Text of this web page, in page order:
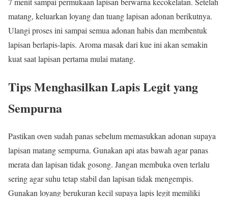
matang, keluarkan loyang dan tuang lapisan adonan berikutnya.
Ulangi proses ini sampai semua adonan habis dan membentuk
lapisan berlapis-lapis. Aroma masak dari kue ini akan semakin
kuat saat lapisan pertama mulai matang.
Tips Menghasilkan Lapis Legit yang
Sempurna
Pastikan oven sudah panas sebelum memasukkan adonan supaya
lapisan matang sempurna. Gunakan api atas bawah agar panas
merata dan lapisan tidak gosong. Jangan membuka oven terlalu
sering agar suhu tetap stabil dan lapisan tidak mengempis.
Gunakan loyang berukuran kecil supaya lapis legit memiliki